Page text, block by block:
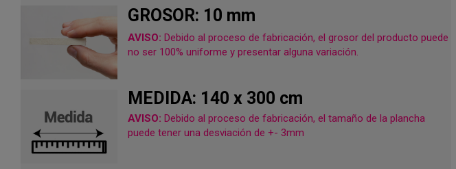
GROSOR: 10 mm
AVISO: Debido al proceso de fabricación, el grosor del producto puede
no ser 100% uniforme y presentar alguna variación.
MEDIDA: 140 x 300 cm
AVISO: Debido al proceso de fabricación, el tamaño de la plancha
puede tener una desviación de +- 3mm